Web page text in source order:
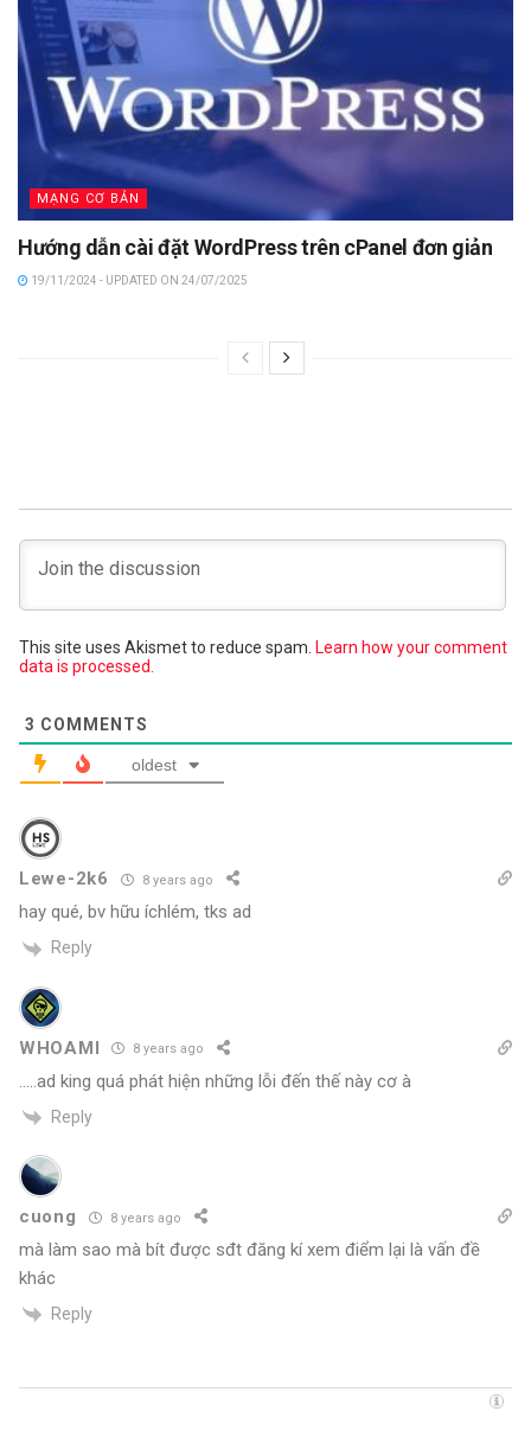
MẠNG CƠ BẢN
Hướng dẫn cài đặt WordPress trên cPanel đơn giản
19/11/2024 - UPDATED ON 24/07/2025
This site uses Akismet to reduce spam. Learn how your comment
data is processed.
3 COMMENTS
oldest
Lewe-2k6 8 years ago
hay qué, bv hữu íchlém, tks ad
Reply
WHOAMI 8 years ago
…..ad king quá phát hiện những lỗi đến thế này cơ à
Reply
cuong 8 years ago
mà làm sao mà bít được sđt đăng kí xem điểm lại là vấn đề
khác
Reply